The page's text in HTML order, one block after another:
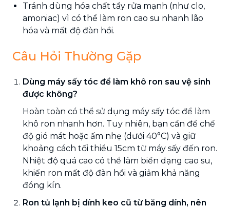
Tránh dùng hóa chất tẩy rửa mạnh (như clo,
amoniac) vì có thể làm ron cao su nhanh lão
hóa và mất độ đàn hồi.
Câu Hỏi Thường Gặp
Dùng máy sấy tóc để làm khô ron sau vệ sinh
được không?
Hoàn toàn có thể sử dụng máy sấy tóc để làm
khô ron nhanh hơn. Tuy nhiên, bạn cần để chế
độ gió mát hoặc ấm nhẹ (dưới 40°C) và giữ
khoảng cách tối thiểu 15cm từ máy sấy đến ron.
Nhiệt độ quá cao có thể làm biến dạng cao su,
khiến ron mất độ đàn hồi và giảm khả năng
đóng kín.
Ron tủ lạnh bị dính keo cũ từ băng dính, nên